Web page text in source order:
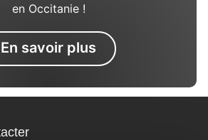
en Occitanie !
En savoir plus